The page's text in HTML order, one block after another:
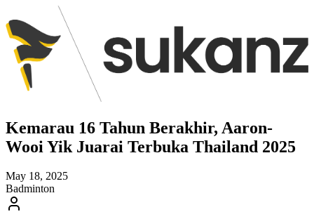
Kemarau 16 Tahun Berakhir, Aaron-
Wooi Yik Juarai Terbuka Thailand 2025
May 18, 2025
Badminton